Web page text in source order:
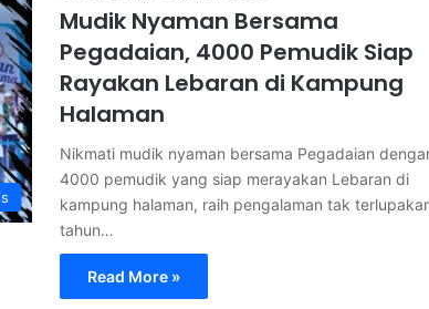
Mudik Nyaman Bersama
Pegadaian, 4000 Pemudik Siap
Rayakan Lebaran di Kampung
Halaman
Nikmati mudik nyaman bersama Pegadaian
4000 pemudik yang siap merayakan Lebaran di
kampung halaman, raih pengalaman tak
tahun…
Read More »